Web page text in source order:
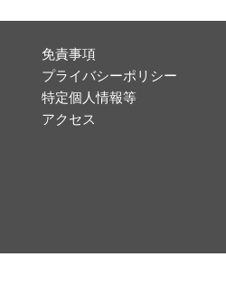
免責事項
プライバシーポリシー
特定個人情報等
アクセス